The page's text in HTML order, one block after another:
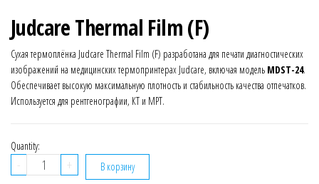
Judcare Thermal Film (F)
Сухая термоплёнка Judcare Thermal Film (F) разработана для печати диагностических
изображений на медицинских термопринтерах Judcare, включая модель MDST-24.
Обеспечивает высокую максимальную плотность и стабильность качества отпечатков.
Используется для рентгенографии, КТ и МРТ.
Quantity:
-
Количество
Термоплёнка
+ В корзину